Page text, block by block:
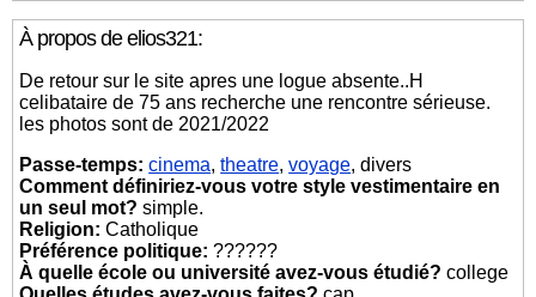
À propos de elios321:
De retour sur le site apres une logue absente..H
celibataire de 75 ans recherche une rencontre sérieuse.
les photos sont de 2021/2022
Passe-temps: cinema,theatre,voyage, divers
Comment définiriez-vous votre style vestimentaire en
un seul mot? simple.
Religion: Catholique
Préférence politique: ??????
À quelle école ou université avez-vous étudié? college